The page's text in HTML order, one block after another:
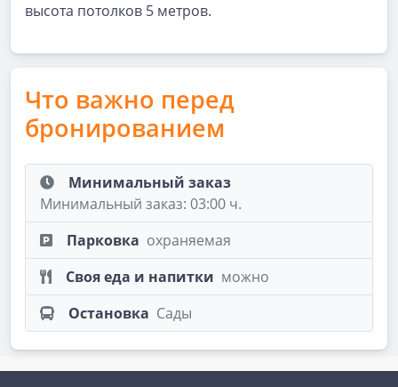
высота потолков 5 метров.
Что важно перед
бронированием
Минимальный заказ
Минимальный заказ: 03:00 ч.
Парковка охраняемая
Своя еда и напитки можно
Остановка Сады